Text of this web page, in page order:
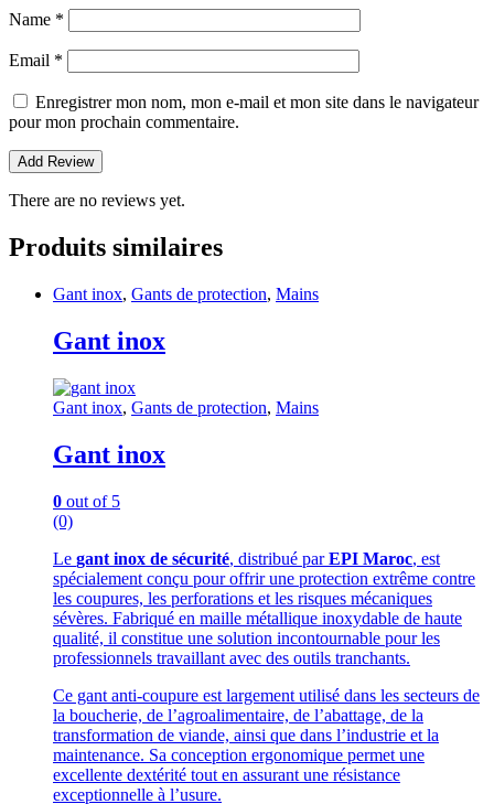
Name *
Email *
Enregistrer mon nom, mon e-mail et mon site dans le navigateur
pour mon prochain commentaire.
There are no reviews yet.
Produits similaires
Gant inox, Gants de protection, Mains
Gant inox
Gant inox, Gants de protection, Mains
Gant inox
0 out of 5
(0)
Le gant inox de sécurité, distribué parEPI Maroc, est
spécialement conçu pour offrir une protection extrême contre
les coupures, les perforations et les risques mécaniques
sévères. Fabriqué en maille métallique inoxydable de haute
qualité, il constitue une solution incontournable pour les
professionnels travaillant avec des outils tranchants.
Ce gant anti-coupure est largement utilisé dans les secteurs de
la boucherie, de l’agroalimentaire, de l’abattage, de la
transformation de viande, ainsi que dans l’industrie et la
maintenance. Sa conception ergonomique permet une
excellente dextérité tout en assurant une résistance
exceptionnelle à l’usure.